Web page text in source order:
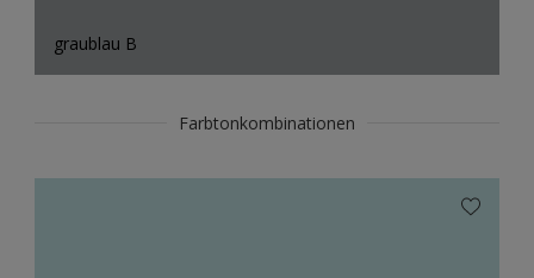
graublau B
Farbtonkombinationen